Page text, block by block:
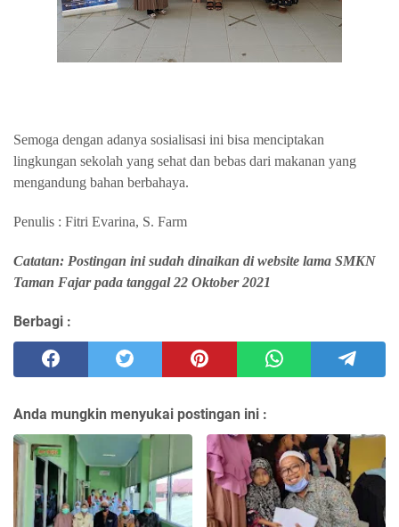
Semoga dengan adanya sosialisasi ini bisa menciptakan
lingkungan sekolah yang sehat dan bebas dari makanan yang
mengandung bahan berbahaya.
Penulis : Fitri Evarina, S. Farm
Catatan: Postingan ini sudah dinaikan di website lama SMKN
Taman Fajar pada tanggal 22 Oktober 2021
Berbagi :
Anda mungkin menyukai postingan ini :